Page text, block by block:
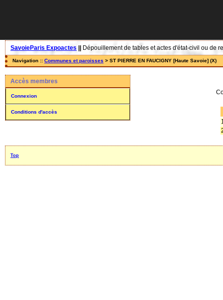
SavoieParis Expoactes Dépouillement de tables et actes d'état-civil ou de
Navigation :: Communes et paroisses > ST PIERRE EN FAUCIGNY [Haute Savoie] (X)
Accès membres
Connexion
Conditions d'accès
Top